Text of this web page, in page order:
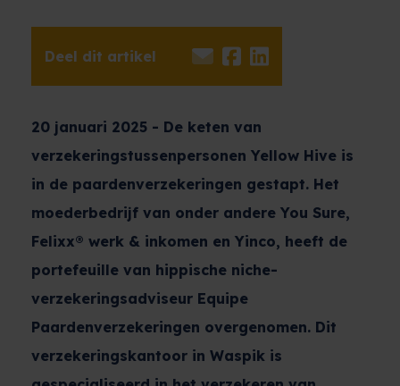
Deel dit artikel
20 januari 2025 - De keten van
verzekeringstussenpersonen Yellow Hive is
in de paardenverzekeringen gestapt. Het
moederbedrijf van onder andere You Sure,
Felixx® werk & inkomen en Yinco, heeft de
portefeuille van hippische niche-
verzekeringsadviseur Equipe
Paardenverzekeringen overgenomen. Dit
verzekeringskantoor in Waspik is